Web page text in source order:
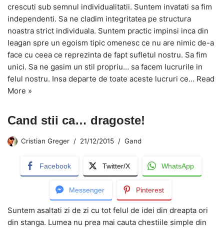
crescuti sub semnul individualitatii. Suntem invatati sa fim
independenti. Sa ne cladim integritatea pe structura
noastra strict individuala. Suntem practic impinsi inca din
leagan spre un egoism tipic omenesc ce nu are nimic de-a
face cu ceea ce reprezinta de fapt sufletul nostru. Sa fim
unici. Sa ne gasim un stil propriu… sa facem lucrurile in
felul nostru. Insa departe de toate aceste lucruri ce… Read
More »
Cand stii ca… dragoste!
Cristian Greger 21/12/2015 Gand
Facebook Twitter/X WhatsApp
Messenger Pinterest
Suntem asaltati zi de zi cu tot felul de idei din dreapta ori
din stanga. Lumea nu prea mai cauta chestiile simple din